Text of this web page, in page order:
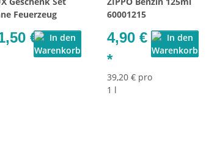
Feuerzeug
€
60001215
4,90 €
*
39,20 € pro
1 l